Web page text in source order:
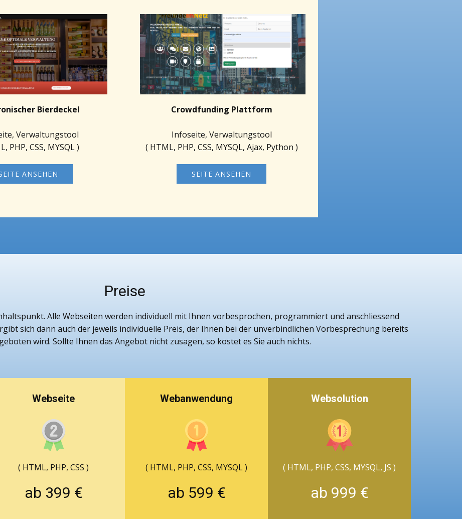
Bierdeckel
Verwaltungstool
PHP, CSS, MYSQL )
ANSEHEN
Crowdfunding Plattform
Infoseite, Verwaltungstool
( HTML, PHP, CSS, MYSQL, Ajax, Python )
SEITE ANSEHEN
Preise
Alle Webseiten werden individuell mit Ihnen vorbesprochen, programmiert und anschliessend
sich dann auch der jeweils individuelle Preis, der Ihnen bei der unverbindlichen Vorbesprechung bereits
wird. Sollte Ihnen das Angebot nicht zusagen, so kostet es Sie auch nichts.
Webseite
( HTML, PHP, CSS )
ab 399 €
Webanwendung
( HTML, PHP, CSS, MYSQL )
ab 599 €
Websolution
( HTML, PHP, CSS, MYSQL, JS )
ab 999 €